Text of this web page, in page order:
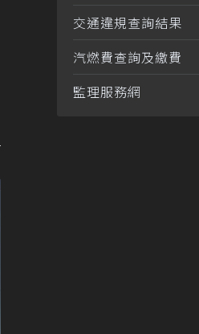
交通違規查詢結果
汽燃費查詢及繳費
監理服務網